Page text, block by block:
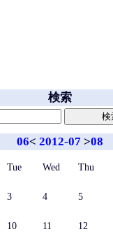
検索
06< 2012-07 >08
Tue Wed Thu
3 4 5
10 11 12